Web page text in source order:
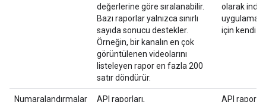
değerlerine göre sıralanabilir.
Bazı raporlar yalnızca sınırlı
sayıda sonucu destekler.
Örneğin, bir kanalın en çok
görüntülenen videolarını
listeleyen rapor en fazla 200
satır döndürür.
olarak
için kendi
Numaralandırmalar
API raporları,
API